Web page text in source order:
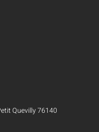
Quevilly 76140